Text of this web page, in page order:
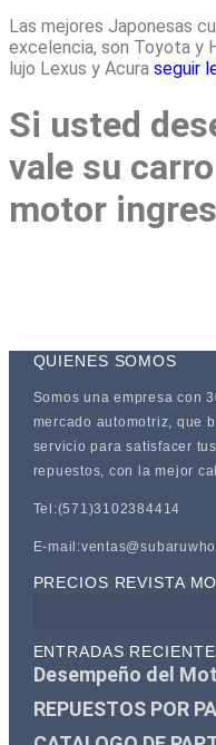
Las mejores Japonesas
excelencia, son Toyota y
lujo Lexus y Acura seguir
Si usted
vale su
motor
QUIENES SOMOS
Somos una empresa con
mercado automotriz, que
servicio para satisfacer
repuestos, con la mejor
Tel:(571)3102384414
E-
PRECIOS REVISTA
ENTRADAS
Desempeño del
REPUESTOS POR